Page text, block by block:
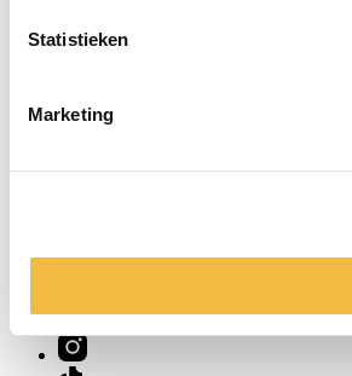
Statistieken
Marketing